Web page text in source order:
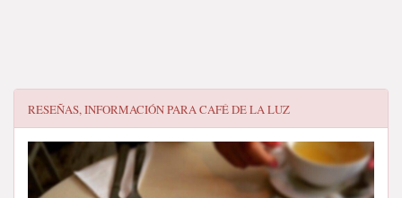
RESEÑAS, INFORMACIÓN PARACAFÉ DE LA LUZ